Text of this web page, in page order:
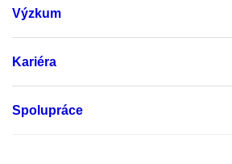
Výzkum
Kariéra
Spolupráce